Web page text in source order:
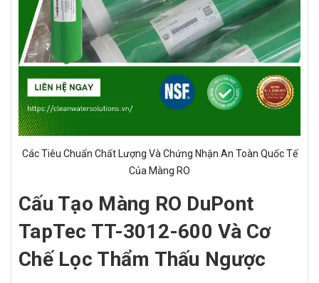
Các Tiêu Chuẩn Chất Lượng Và Chứng Nhận An Toàn Quốc Tế
Của Màng RO
Cấu Tạo Màng RO DuPont
TapTec TT-3012-600 Và Cơ
Chế Lọc Thẩm Thấu Ngược